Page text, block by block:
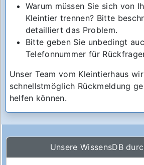
Warum müssen Sie sich von
Kleintier trennen? Bitte
detailliert das Problem.
Bitte geben Sie unbedingt
Telefonnummer für
Unser Team vom Kleintierhaus
schnellstmöglich Rückmeldung
helfen können.
Unsere WissensDB